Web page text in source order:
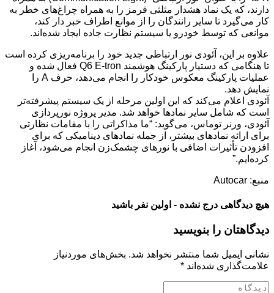
دارند، که یک نماد هشدار مثلثی قرمز را به همراه چراغ‌های خطر به
کار می‌گیرد تا سایر رانندگان را از موانع اطراف خبر دار کند،
موانعی که توسط خودرو یا سیستم نظارت جاده ایجاد شده‌اند.
علاوه بر این، آئودی نور ارتباطی جدید خود را برنامه‌ریزی کرده است
تا هنگامی که دستیار پارکینگ هوشمند Q6 E-tron فعال شده و
عملیات پارکینگ معکوس خودکار را انجام می‌دهد، حرف A را
نمایش دهد.
آئودی اعلام می‌کند که این اولین مرحله از یک سیستم پیشرفته‌تر
است که شامل سایر نمادها خواهد شد. مدیر پروژه نورپردازی
آئودی، ورنر توماس، می‌گوید: “ما مذاکراتی را با مقامات نظارتی
برای ارائه نمادهای بیشتر، از جمله نمادهای دینامیکی که برای
افزودن تأثیرات اضافی با نورهای چشمک‌زن انجام می‌شود، آغاز
کرده‌ایم.”
منبع: Autocar
هیچ دیدگاهی درج نشده - اولین نفر باشید
دیدگاهتان را بنویسید
نشانی ایمیل شما منتشر نخواهد شد. بخش‌های موردنیاز
علامت‌گذاری شده‌اند *